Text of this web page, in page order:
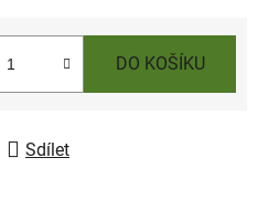
DO KOŠÍKU
Sdílet